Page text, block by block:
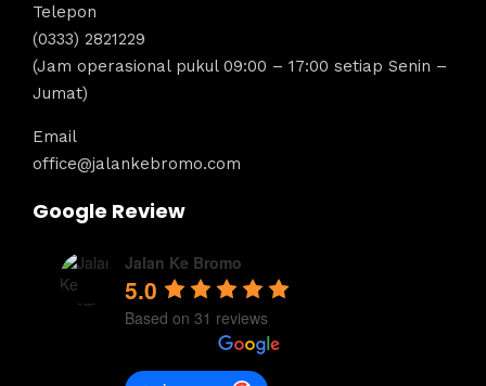
Telepon
(0333) 2821229
(Jam operasional pukul 09:00 – 17:00 setiap Senin –
Jumat)
Email
office@jalankebromo.com
Google Review
Jalan Ke Bromo
5.0
Based on 31 reviews